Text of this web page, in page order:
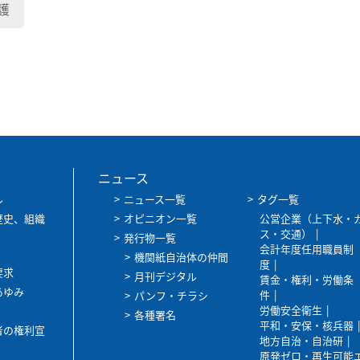
、組織
求
ゆみ
権利宣
ニュース
ニュース一覧
オピニオン一覧
発行物一覧
機関紙自治体の仲間
月刊デジタル
パンフ・チラシ
各種署名
タグ一覧
公営企業（上下水・
ス・交通）
会計年度任用職員制
度
賃金・権利・労働条
件
労働安全衛生
平和・安保・核兵器
地方自治・自治研
原発ゼロ・再生可能